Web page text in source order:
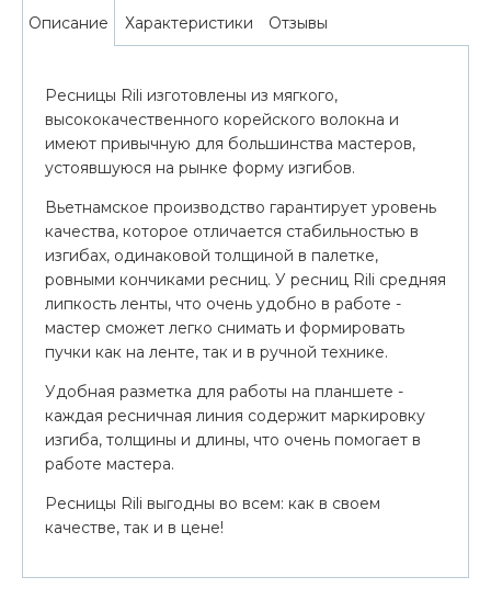
Описание Характеристики Отзывы
Ресницы Rili изготовлены из мягкого,
высококачественного корейского волокна и
имеют привычную для большинства мастеров,
устоявшуюся на рынке форму изгибов.
Вьетнамское производство гарантирует уровень
качества, которое отличается стабильностью в
изгибах, одинаковой толщиной в палетке,
ровными кончиками ресниц. У ресниц Rili средняя
липкость ленты, что очень удобно в работе -
мастер сможет легко снимать и формировать
пучки как на ленте, так и в ручной технике.
Удобная разметка для работы на планшете -
каждая ресничная линия содержит маркировку
изгиба, толщины и длины, что очень помогает в
работе мастера.
Ресницы Rili выгодны во всем: как в своем
качестве, так и в цене!